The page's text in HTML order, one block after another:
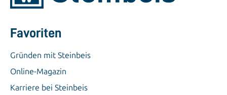
Favoriten
Gründen mit Steinbeis
Online-Magazin
Karriere bei Steinbeis